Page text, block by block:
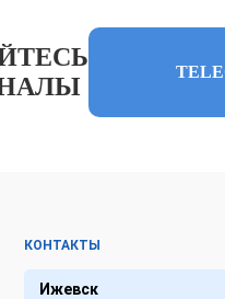
КОНТАКТЫ
Ижевск